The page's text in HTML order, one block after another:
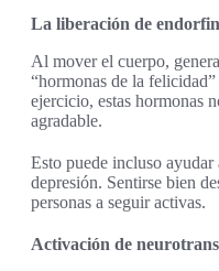
La liberación de
Al mover el cuerpo,
“hormonas de la
ejercicio, estas hormonas
agradable.
Esto puede incluso
depresión. Sentirse bien
personas a seguir activas.
Activación de